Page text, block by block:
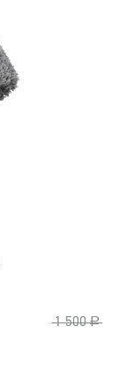
1 500 Р